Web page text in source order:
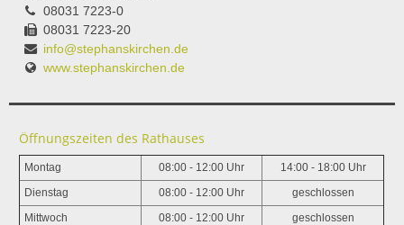
08031 7223-0
08031 7223-20
info@stephanskirchen.de
www.stephanskirchen.de
Öffnungszeiten des Rathauses
Montag 08:00 - 12:00 Uhr 14:00 - 18:00 Uhr
Dienstag 08:00 - 12:00 Uhr geschlossen
Mittwoch 08:00 - 12:00 Uhr geschlossen